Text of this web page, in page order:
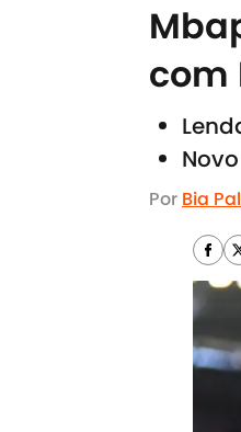
com
Por Bia